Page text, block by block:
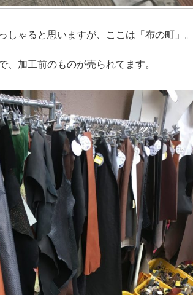
しゃると思いますが、ここは「布の町」。
、加工前のものが売られてます。